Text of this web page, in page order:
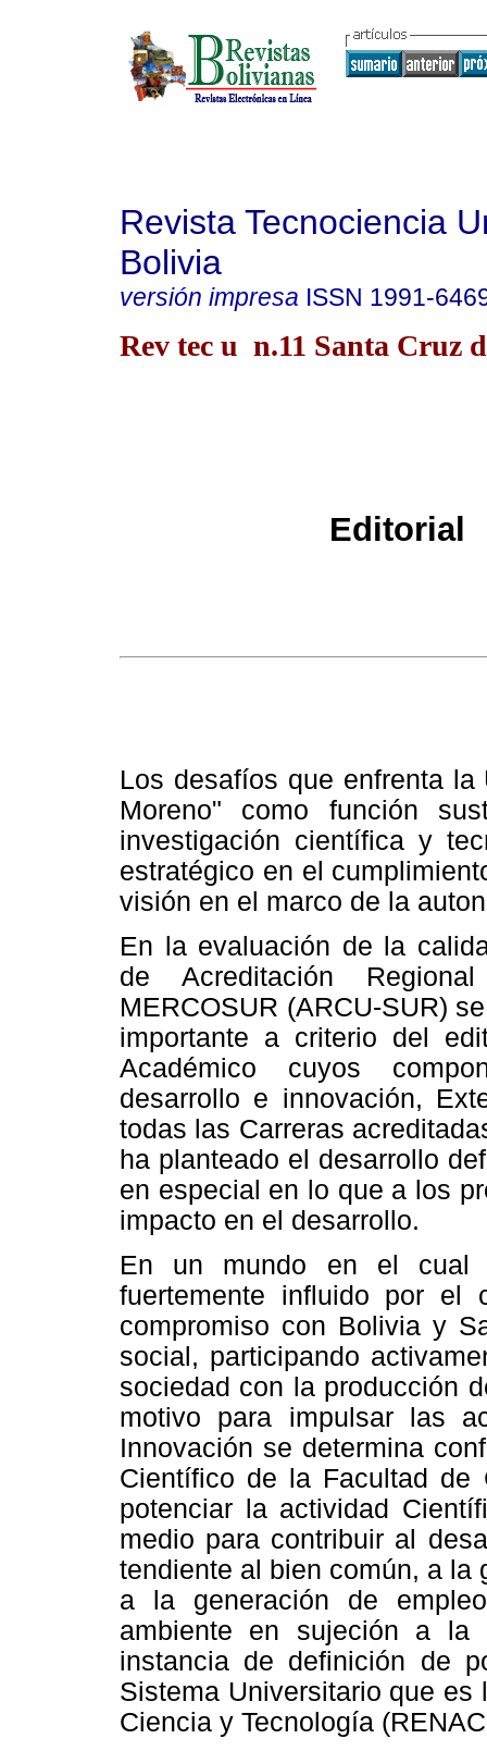
Revista Tecnociencia
Bolivia
versión impresa ISSN 1991-
Rev tec u n.11 Santa Cruz
Editorial
Los desafíos que enfrenta la
Moreno" como función
investigación científica y
estratégico en el
visión en el marco de la
En la evaluación de la
de Acreditación
MERCOSUR (ARCU-SUR)
importante a criterio del
Académico cuyos
desarrollo e innovación,
todas las Carreras
ha planteado el desarrollo
en especial en lo que a los
impacto en el desarrollo.
En un mundo en el cual
fuertemente influido por el
compromiso con Bolivia y
social, participando
sociedad con la producción
motivo para impulsar las
Innovación se determina
Científico de la Facultad de
potenciar la actividad
medio para contribuir al
tendiente al bien común, a la
a la generación de
ambiente en sujeción a la
instancia de definición de
Sistema Universitario que
Ciencia y Tecnología